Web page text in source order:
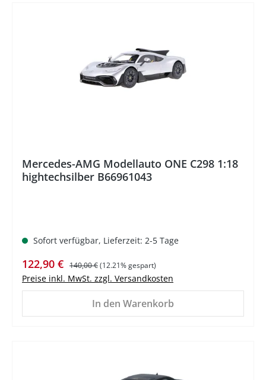
Mercedes-AMG Modellauto ONE C298 1:18
hightechsilber B66961043
Sofort verfügbar, Lieferzeit: 2-5 Tage
Verkaufspreis:
122,90 € Regulärer Preis:
140,00 €(12.21% gespart)
Preise inkl. MwSt. zzgl. Versandkosten
In den Warenkorb